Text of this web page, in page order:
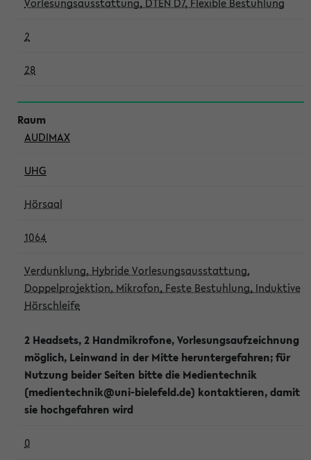
2
28
AUDIMAX
UHG
Hörsaal
1064
Verdunklung, Hybride Vorlesungsausstattung,
Doppelprojektion, Mikrofon, Feste Bestuhlung, Induktive
Hörschleife
2 Headsets, 2 Handmikrofone, Vorlesungsaufzeichnung
möglich, Leinwand in der Mitte heruntergefahren; für
Nutzung beider Seiten bitte die Medientechnik
(medientechnik@uni-bielefeld.de) kontaktieren, damit
sie hochgefahren wird
0